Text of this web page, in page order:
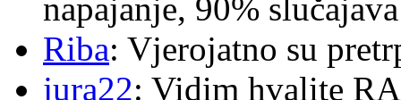
napajanje, 90%
Riba: Vjerojatno su
jura22: Vidim hvalite